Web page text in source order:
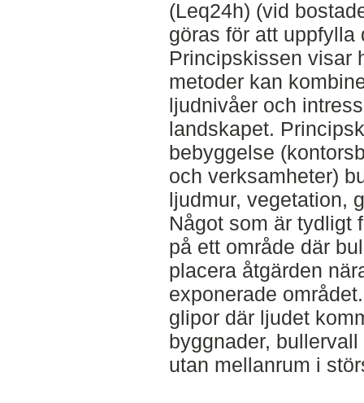
(Leq24h) (vid
göras för att uppfylla
Principskissen visar
metoder kan
ljudnivåer och
landskapet.
bebyggelse
och verksamheter)
ljudmur, vegetation,
Något som är tydligt
på ett område där
placera åtgärden
exponerade
glipor där ljudet
byggnader,
utan mellanrum i